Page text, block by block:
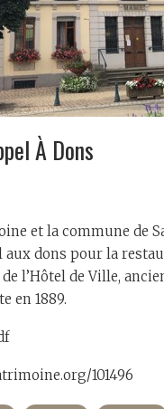
À Dons
et la commune de
dons pour la
l’Hôtel de Ville,
en 1889.
101496